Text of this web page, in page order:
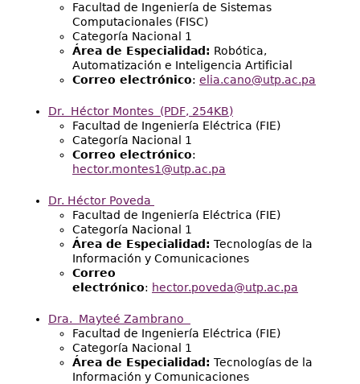
Facultad de Ingeniería de Sistemas
Computacionales (FISC)
Categoría Nacional 1
Área de Especialidad: Robótica,
Automatización e Inteligencia Artificial
Correo electrónico: elia.cano@utp.ac.pa
Dr. Héctor Montes (PDF, 254KB)
Facultad de Ingeniería Eléctrica (FIE)
Categoría Nacional 1
Correo electrónico:
hector.montes1@utp.ac.pa
Dr. Héctor Poveda
Facultad de Ingeniería Eléctrica (FIE)
Categoría Nacional 1
Área de Especialidad: Tecnologías de la
Información y Comunicaciones
Correo
electrónico: hector.poveda@utp.ac.pa
Dra. Mayteé Zambrano
Facultad de Ingeniería Eléctrica (FIE)
Categoría Nacional 1
Área de Especialidad: Tecnologías de la
Información y Comunicaciones